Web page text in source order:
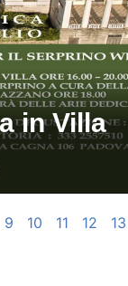
in Villa
9 10 11 12 13